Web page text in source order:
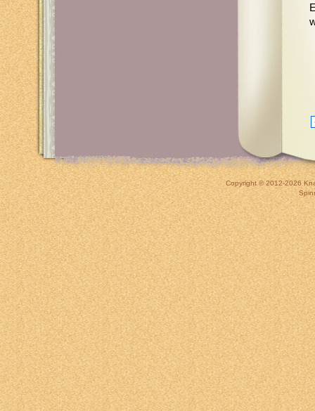
Copyright © 2012-2026